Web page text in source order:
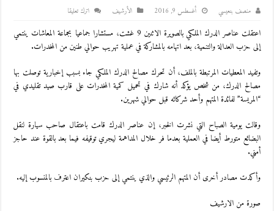
منصف بنعيسي أغسطس 9, 2016 اﻷرشيف اترك تعليقا
اعتقلت عناصر الدرك الملكي بالصويرة الاثنين 9 غشت، مستشارا جماعيا بجماعة المعاشات ينتمي
إلى حزب العدالة والتنمية، بعد اتهامه بالمشاركة في عملية تهريب حوالي طنين من المخدرات.
وتفيد المعطيات المرتبطة بالملف، أن تحرك مصالح الدرك الملكي جاء بسبب إخبارية توصلت بها
مصالح الدرك، من شخص يؤكد أنه شارك في تحميل كمية المخدرات على قارب صيد تقليدي في
“المريسة” لفائدة المتهم وأحد شركائه قبل حوالي شهرين.
وقالت يومية الصباح التي نشرت الخبر، إن عناصر الدرك قامت باعتقال صاحب سيارة لنقل
البضائع متورط أيضا في العملية بعدما فر خلال المداهمة ليجري توقيفه فيما بعد بالقوة عند حاجز
أمني.
وأكدت مصادر أخرى أن المتهم الرئيسي والذي ينتمي إلى حزب بنكيران اعترف بالمنسوب إليه.
صورة من الارشيف